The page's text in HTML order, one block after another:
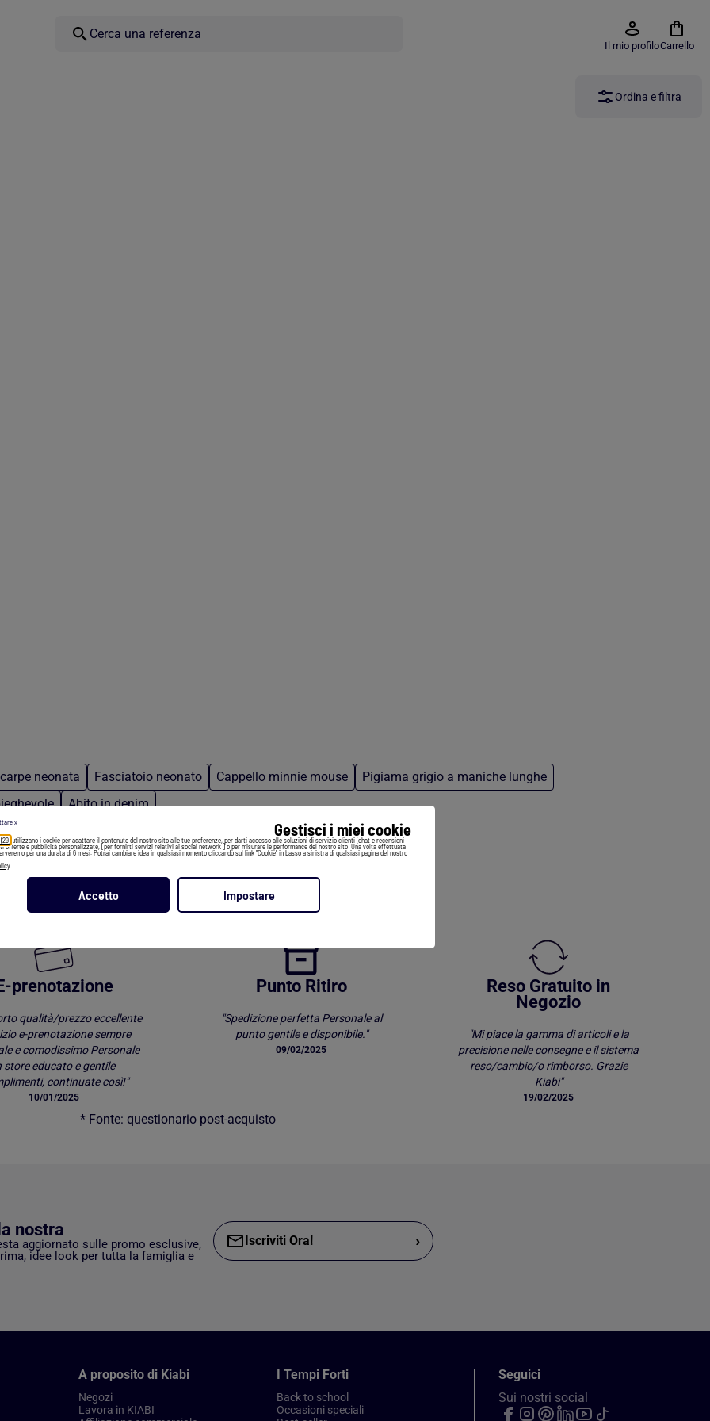
Gestisci i miei cookie
utilizzano i cookie per adattare il contenuto del nostro sito alle tue preferenze, per darti accesso alle soluzioni di servizio clienti (chat e recensioni
offerte e pubblicità personalizzate, [per fornirti servizi relativi ai social network ] o per misurare le performance del nostro sito. Una volta effettuata
per una durata di 6 mesi. Potrai cambiare idea in qualsiasi momento cliccando sul link "Cookie" in basso a sinistra di qualsiasi pagina del nostro
Accetto Impostare
x
Il mio profiloCarrello
Ordina e filtra
neonata Fasciatoio neonato Cappello minnie mouse
Pigiama grigio a maniche lunghe
Abito in denim
I clienti parlano dei nostri servizi *
prenotazione
qualità/prezzo eccellente
e-prenotazione sempre
e comodissimo Personale
store educato e gentile
continuate così!"
10/01/2025
Punto Ritiro
"Spedizione perfetta Personale al
punto gentile e disponibile."
09/02/2025
Reso Gratuito in
Negozio
"Mi piace la gamma di articoli e la
precisione nelle consegne e il sistema
reso/cambio/o rimborso. Grazie
Kiabi"
19/02/2025
* Fonte: questionario post-acquisto
nostra
aggiornato sulle promo esclusive,
idee look per tutta la famiglia e
Iscriviti Ora! ›
A proposito di Kiabi
Negozi
Lavora in KIABI
I Tempi Forti
Back to school
Occasioni speciali
Seguici
Sui nostri social